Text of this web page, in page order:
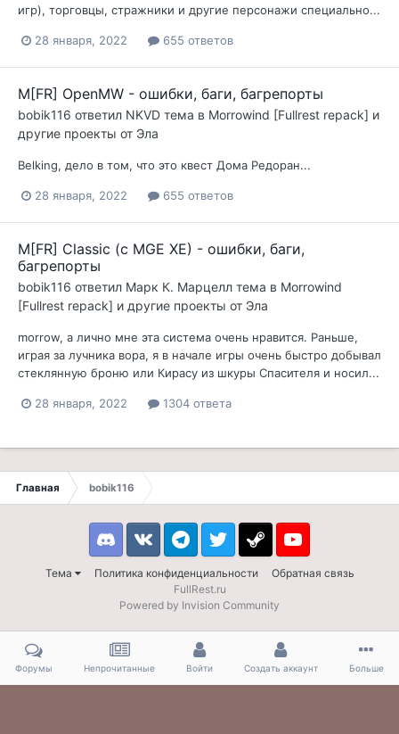
игр), торговцы, стражники и другие персонажи специально...
28 января, 2022 655 ответов
M[FR] OpenMW - ошибки, баги, багрепорты
bobik116 ответил NKVD тема в Morrowind [Fullrest repack] и
другие проекты от Эла
Belking, дело в том, что это квест Дома Редоран...
28 января, 2022 655 ответов
M[FR] Classic (с MGE XE) - ошибки, баги,
багрепорты
bobik116 ответил Марк К. Марцелл тема в Morrowind
[Fullrest repack] и другие проекты от Эла
morrow, а лично мне эта система очень нравится. Раньше,
играя за лучника вора, я в начале игры очень быстро добывал
стеклянную броню или Кирасу из шкуры Спасителя и носил...
28 января, 2022 1304 ответа
Главная bobik116
Тема Политика конфиденциальности Обратная связь
DiscordVK TelegramTwitter Steam Youtube
FullRest.ru
Powered by Invision Community
Форумы Непрочитанные Войти Создать аккаунт Больше